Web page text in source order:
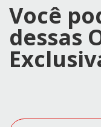
Você
dessas